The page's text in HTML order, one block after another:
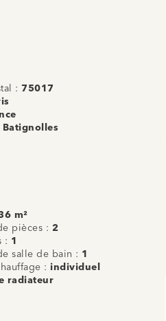
: 75017
Batignolles
m²
pièces : 2
: 1
salle de bain : 1
: individuel
radiateur